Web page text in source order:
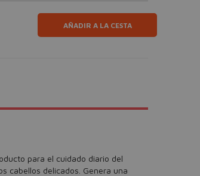
AÑADIR A LA CESTA
para el cuidado diario del
cabellos delicados. Genera una